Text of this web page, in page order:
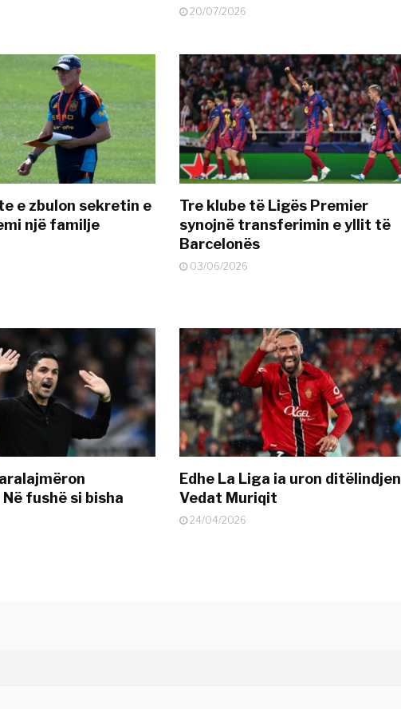
20/07/2026
e zbulon sekretin e
një familje
Tre klube të Ligës Premier
synojnë transferimin e yllit të
Barcelonës
03/06/2026
fushë si bisha
Edhe La Liga ia uron ditëlindjen
Vedat Muriqit
24/04/2026